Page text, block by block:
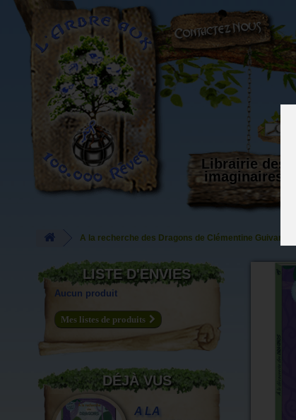
L'Arbre aux 100.000 Rêves
Librairie des
imaginaires
A la recherche des Dragons de Clémentine
LISTE D'ENVIES
Aucun produit
Mes listes de produits
DÉJÀ VUS
A LA